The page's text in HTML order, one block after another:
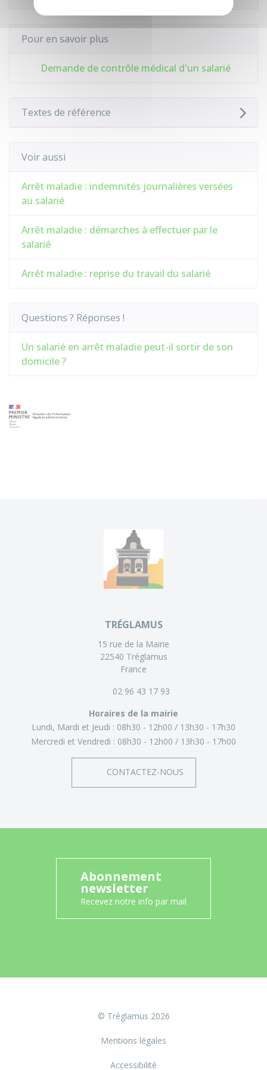
Pour en savoir plus
Demande de contrôle médical d'un salarié
Textes de référence
Voir aussi
Arrêt maladie : indemnités journalières versées
au salarié
Arrêt maladie : démarches à effectuer par le
salarié
Arrêt maladie : reprise du travail du salarié
Questions ? Réponses !
Un salarié en arrêt maladie peut-il sortir de son
domicile ?
TRÉGLAMUS
15 rue de la Mairie
22540 Tréglamus
France
02 96 43 17 93
Horaires de la mairie
Lundi, Mardi et Jeudi : 08h30 - 12h00
13h30 - 17h30
Mercredi et Vendredi : 08h30 - 12h00 13h30 - 17h00
CONTACTEZ-NOUS
Abonnement
newsletter
Recevez notre info par mail
© Tréglamus 2026
Mentions légales
Accessibilité